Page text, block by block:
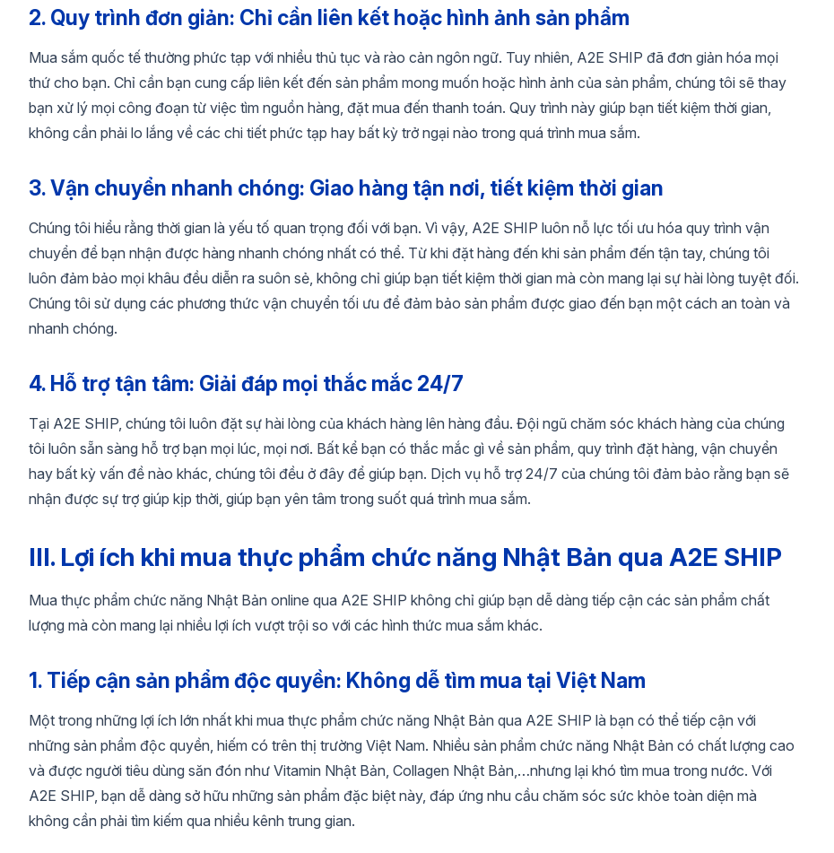
2. Quy trình đơn giản: Chỉ cần liên kết hoặc hình ảnh sản phẩm
Mua sắm quốc tế thường phức tạp với nhiều thủ tục và rào cản ngôn ngữ. Tuy nhiên, A2E SHIP đã đơn giản hóa mọi
thứ cho bạn. Chỉ cần bạn cung cấp liên kết đến sản phẩm mong muốn hoặc hình ảnh của sản phẩm, chúng tôi sẽ thay
bạn xử lý mọi công đoạn từ việc tìm nguồn hàng, đặt mua đến thanh toán. Quy trình này giúp bạn tiết kiệm thời gian,
không cần phải lo lắng về các chi tiết phức tạp hay bất kỳ trở ngại nào trong quá trình mua sắm.
3. Vận chuyển nhanh chóng: Giao hàng tận nơi, tiết kiệm thời gian
Chúng tôi hiểu rằng thời gian là yếu tố quan trọng đối với bạn. Vì vậy, A2E SHIP luôn nỗ lực tối ưu hóa quy trình vận
chuyển để bạn nhận được hàng nhanh chóng nhất có thể. Từ khi đặt hàng đến khi sản phẩm đến tận tay, chúng tôi
luôn đảm bảo mọi khâu đều diễn ra suôn sẻ, không chỉ giúp bạn tiết kiệm thời gian mà còn mang lại sự hài lòng tuyệt đối.
Chúng tôi sử dụng các phương thức vận chuyển tối ưu để đảm bảo sản phẩm được giao đến bạn một cách an toàn và
nhanh chóng.
4. Hỗ trợ tận tâm: Giải đáp mọi thắc mắc 24/7
Tại A2E SHIP, chúng tôi luôn đặt sự hài lòng của khách hàng lên hàng đầu. Đội ngũ chăm sóc khách hàng của chúng
tôi luôn sẵn sàng hỗ trợ bạn mọi lúc, mọi nơi. Bất kể bạn có thắc mắc gì về sản phẩm, quy trình đặt hàng, vận chuyển
hay bất kỳ vấn đề nào khác, chúng tôi đều ở đây để giúp bạn. Dịch vụ hỗ trợ 24/7 của chúng tôi đảm bảo rằng bạn sẽ
nhận được sự trợ giúp kịp thời, giúp bạn yên tâm trong suốt quá trình mua sắm.
III. Lợi ích khi mua thực phẩm chức năng Nhật Bản qua A2E SHIP
Mua thực phẩm chức năng Nhật Bản online qua A2E SHIP không chỉ giúp bạn dễ dàng tiếp cận các sản phẩm chất
lượng mà còn mang lại nhiều lợi ích vượt trội so với các hình thức mua sắm khác.
1. Tiếp cận sản phẩm độc quyền: Không dễ tìm mua tại Việt Nam
Một trong những lợi ích lớn nhất khi mua thực phẩm chức năng Nhật Bản qua A2E SHIP là bạn có thể tiếp cận với
những sản phẩm độc quyền, hiếm có trên thị trường Việt Nam. Nhiều sản phẩm chức năng Nhật Bản có chất lượng cao
và được người tiêu dùng săn đón như Vitamin Nhật Bản, Collagen Nhật Bản,…nhưng lại khó tìm mua trong nước. Với
A2E SHIP, bạn dễ dàng sở hữu những sản phẩm đặc biệt này, đáp ứng nhu cầu chăm sóc sức khỏe toàn diện mà
không cần phải tìm kiếm qua nhiều kênh trung gian.